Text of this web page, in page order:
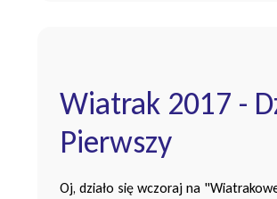
Wiatrak 2017 -
Pierwszy
Oj, działo się wczoraj na